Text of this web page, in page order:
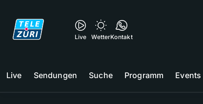
Live WetterKontakt
Live Sendungen Suche Programm Events